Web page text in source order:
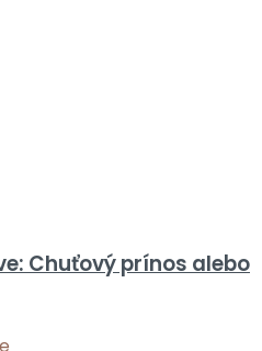
Chuťový prínos alebo